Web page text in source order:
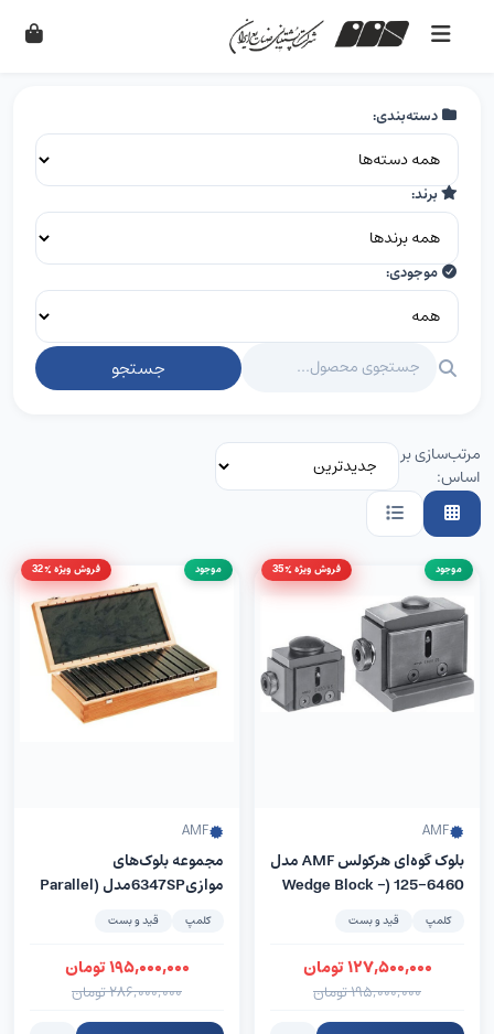
دسته‌بندی:
برند:
موجودی:
جستجو
مرتب‌سازی بر
اساس:
موجود فروش ویژه %35
AMF
بلوک گوه‌ای هرکولس AMF مدل
6460-125 (Wedge Block –
کلمپ قید و بست
۱۲۷,۵۰۰,۰۰۰تومان
۱۹۵,۰۰۰,۰۰۰تومان
موجود فروش ویژه %32
AMF
مجموعه بلوک‌های
موازی6347SPمدل (Parallel
کمپانیAMFآلمان
کلمپ قید و بست
۱۹۵,۰۰۰,۰۰۰تومان
۲۸۶,۰۰۰,۰۰۰تومان